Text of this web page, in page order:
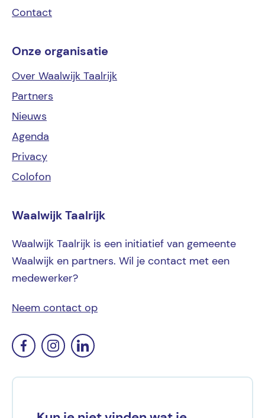
Contact
Onze organisatie
Over Waalwijk Taalrijk
Partners
Nieuws
Agenda
Privacy
Colofon
Waalwijk Taalrijk
Waalwijk Taalrijk is een initiatief van gemeente
Waalwijk en partners. Wil je contact met een
medewerker?
Neem contact op